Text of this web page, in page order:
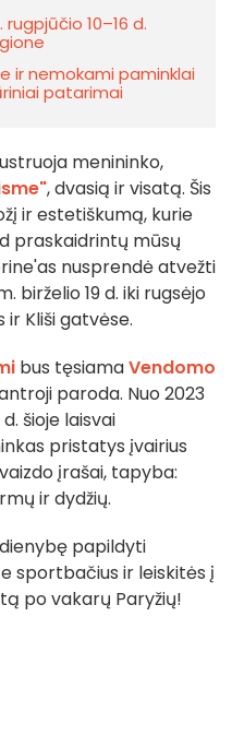
10–16 d.
ir nemokami paminklai
patarimai
menininko,
, dvasią ir visatą. Šis
ir estetiškumą, kurie
praskaidrintų mūsų
nusprendė atvežti
birželio 19 d. iki rugsėjo
ir Kliši gatvėse.
bus tęsiamaVendomo
paroda. Nuo 2023
šioje laisvai
pristatys įvairius
įrašai, tapyba:
ir dydžių.
papildyti
sportbačius ir leiskitės į
po vakarų Paryžių!